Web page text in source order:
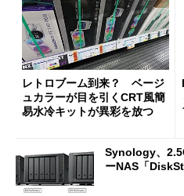
レトロブーム到来？ ベージ
ュカラーが目を引くCRT風簡
易水冷キットが異彩を放つ
Synology、
ーNAS「